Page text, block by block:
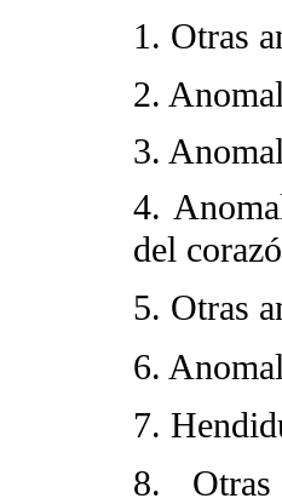
1. Otras
2.
3.
4.
del
5. Otras
6.
7.
8. Otras